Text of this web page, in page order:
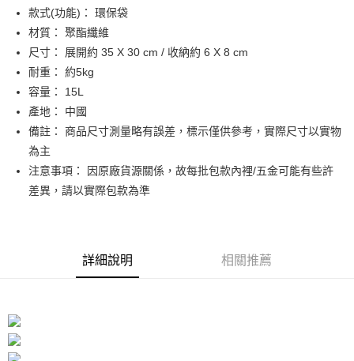
全盈+PAY
大哥付你分期
相關說明
【大哥付你分期使用說明】
1.本服務由台灣大哥大提供，台灣大哥大用戶可立即使用無須另外申請。
2.付款方式選擇「大哥付你分期」，訂單成立後會自動跳轉到大哥付的交易
流程，驗證手機門號後，選擇欲分期的期數、繳款截止日，確認付款後即完
成交易。
3.實際核准額度、可分期數及費用金額請依後續交易確認頁面所載為準。
消。如遇「轉專審核」未通過狀況，表示未達大哥付你分期系統評分，恕無
法說明評估內容。
帳／街口支付／iPASS MONEY」等通路繳費。
用戶於交易時，得透過本服務購買商品或服務，並由商店將買賣／分期付款
2.基於同意付款使用「大哥付你分期」之契約關係目的，商店將以您的個人
AFTEE先享後付
相關說明
【關於「AFTEE先享後付」】
AFTEE先享後付是「在收到商品之後才付款」的支付方式。 讓您購物簡單
便利好安心！
１．簡單：不需註冊會員、不需綁卡、不需儲值。
３．安心：先確認商品／服務後，再付款。
結帳頁面，進行簡訊認證並確認金額後，即可完成結帳。
２．訂單成立數日內，您將收到繳費通知簡訊。
３．收到繳費通知簡訊後14天內，點擊此簡訊中的連結，可透過四大超商／
購買商品的店家。未經商家同意取消之訂單仍視為有效，需透過AFTEE先享
後付繳納相關費用。
※ 交易是否成功請以「AFTEE先享後付 」之結帳頁面顯示為準，若有關於
ATM付款
運送方式
付款後7-11取貨
每筆NT$100，滿NT$1,000(含以上)免運費
京站台北店客服中心(1F星巴克旁) 即日起不提供京站紙袋，取件時
款式(功能)： 環保袋
材質： 聚酯纖維
尺寸： 展開約 35 X 30 cm / 收納約 6 X 8 cm
耐重： 約5kg
容量： 15L
產地： 中國
備註： 商品尺寸測量略有誤差，標示僅供參考，實際尺寸以實物
為主
注意事項： 因原廠貨源關係，故每批包款內裡/五金可能有些許
差異，請以實際包款為準
詳細說明 相關推薦